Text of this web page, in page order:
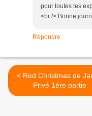
pour toutes tes
<br /> Bonne
Répondre
< Red Christmas de Jardin
Privé 1ère partie